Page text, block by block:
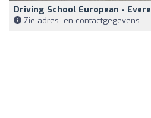
Driving School European - Evere
Zie adres- en contactgegevens